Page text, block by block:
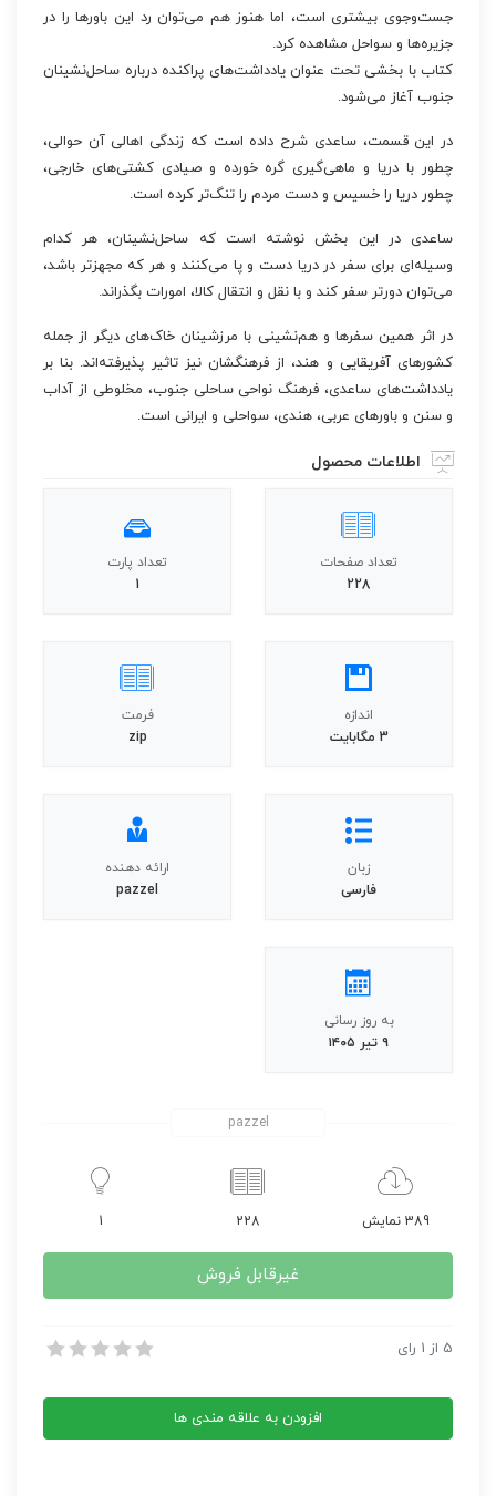
جست‌وجوی بیشتری است، اما هنوز هم می‌توان رد این باورها را در
جزیره‌ها و سواحل مشاهده کرد.
کتاب با بخشی تحت عنوان یادداشت‌های پراکنده درباره ساحل‌نشینان
جنوب آغاز می‌شود.
در این قسمت، ساعدی شرح داده است که زندگی اهالی آن حوالی،
چطور با دریا و ماهی‌گیری گره خورده و صیادی کشتی‌های خارجی،
چطور دریا را خسیس و دست مردم را تنگ‌تر کرده است.
ساعدی در این بخش نوشته است که ساحل‌نشینان، هر کدام
وسیله‌ای برای سفر در دریا دست و پا می‌کنند و هر که مجهزتر باشد،
می‌توان دورتر سفر کند و با نقل و انتقال کالا، امورات بگذراند.
در اثر همین سفرها و هم‌نشینی با مرزشینان خاک‌های دیگر از جمله
کشورهای آفریقایی و هند، از فرهنگشان نیز تاثیر پذیرفته‌اند. بنا بر
یادداشت‌های ساعدی، فرهنگ نواحی ساحلی جنوب، مخلوطی از آداب
و سنن و باورهای عربی، هندی، سواحلی و ایرانی است.
اطلاعات محصول
تعداد صفحات
228
تعداد پارت
1
اندازه
3 مگابایت
فرمت
zip
زبان
فارسی
ارائه دهنده
pazzel
به روز رسانی
۹ تیر ۱۴۰۵
pazzel
389 نمایش 228
1
غیرقابل فروش
کتاب اهل هوا
5 از 1 رای
افزودن به علاقه مندی ها